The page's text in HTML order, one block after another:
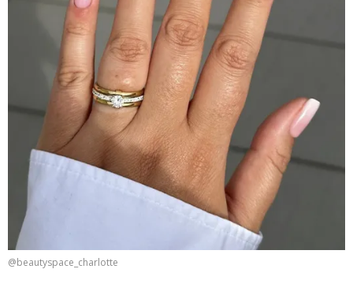
@beautyspace_charlotte